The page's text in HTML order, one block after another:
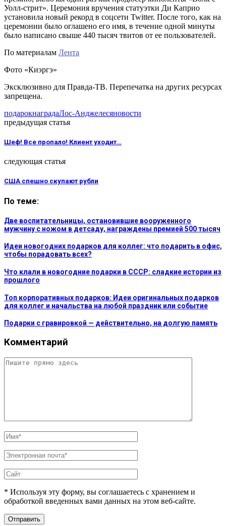
Уолл-стрит». Церемония вручения статуэтки Ди Каприо
установила новый рекорд в соцсети Twitter. После того, как на
церемонии было оглашено его имя, в течение одной минуты
было написано свыше 440 тысяч твитов от ее пользователей.
По материалам Лента
Фото «Киэргэ»
Эксклюзивно для Правда-ТВ. Перепечатка на других ресурсах
запрещена.
подарокнаградаЛос-Анджелесяновости
предыдущая статья
Шеф! Все пропало! Клиент уходит…
следующая статья
США спешно скупают рубли
По теме:
Две воспитательницы, остановившие вооруженного
мужчину с ножом в детсаду, награждены премией 500 тысяч
Идеи новогодних подарков для коллег: что подарить в офис,
чтобы порадовать всех?
Что клали в новогодние подарки в СССР: сладкие истории из
прошлого
Топ корпоративных подарков: Идеи оригинальных подарков
для коллег и начальства на любой праздник или событие
Подарки с гравировкой — действительно, на долгую память
Комментарий
* Используя эту форму, вы соглашаетесь с хранением и
обработкой введенных вами данных на этом веб-сайте.